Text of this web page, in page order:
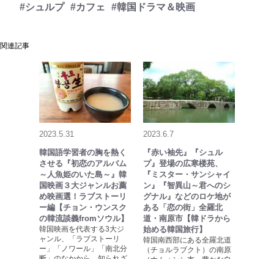
#シュルプ #カフェ #韓国ドラマ＆映画
関連記事
2023.5.31
韓国語学習者の胸を熱く
させる『初恋のアルバム
～人魚姫のいた島～』韓
国映画３大ジャンルお薦
め映画選！ラブストーリ
ー編【チョン・ウンスク
の韓流談義fromソウル】
韓国映画を代表する3大ジ
ャンル、「ラブストーリ
ー」「ノワール」「南北分
2023.6.7
『赤い袖先』『シュル
プ』登場の広寒楼苑、
『ミスター・サンシャイ
ン』『智異山～君へのシ
グナル』などのロケ地が
ある「恋の街」全羅北
道・南原市【韓ドラから
始める韓国旅行】
韓国南西部にある全羅北道
（チョルラブクト）の南原